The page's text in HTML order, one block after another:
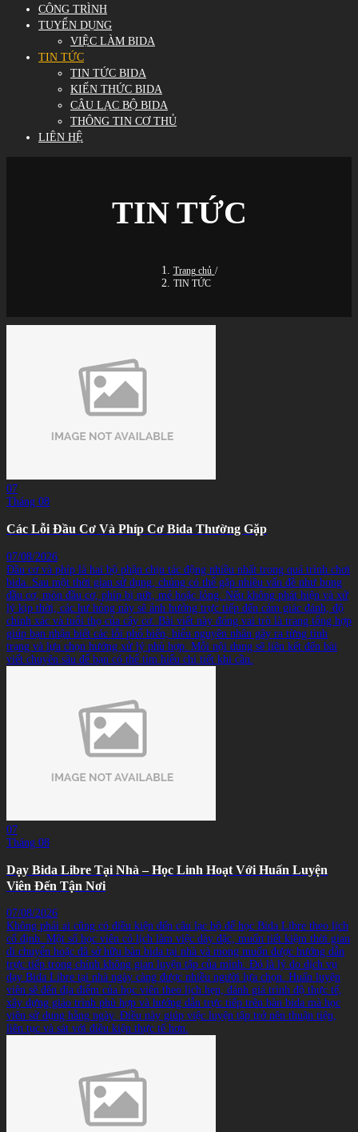
CÔNG TRÌNH
TUYỂN DỤNG
VIỆC LÀM BIDA
TIN TỨC
TIN TỨC BIDA
KIẾN THỨC BIDA
CÂU LẠC BỘ BIDA
THÔNG TIN CƠ THỦ
LIÊN HỆ
TIN TỨC
Trang chủ /
TIN TỨC
07
Tháng 08
Các Lỗi Đầu Cơ Và Phíp Cơ Bida Thường Gặp
07/08/2026
Đầu cơ và phíp là hai bộ phận chịu tác động nhiều nhất trong quá trình chơi
bida. Sau một thời gian sử dụng, chúng có thể gặp nhiều vấn đề như bong
đầu cơ, mòn đầu cơ, phíp bị nứt, mẻ hoặc lỏng. Nếu không phát hiện và xử
lý kịp thời, các hư hỏng này sẽ ảnh hưởng trực tiếp đến cảm giác đánh, độ
chính xác và tuổi thọ của cây cơ. Bài viết này đóng vai trò là trang tổng hợp
giúp bạn nhận biết các lỗi phổ biến, hiểu nguyên nhân gây ra từng tình
trạng và lựa chọn hướng xử lý phù hợp. Mỗi nội dung sẽ liên kết đến bài
viết chuyên sâu để bạn có thể tìm hiểu chi tiết khi cần.
07
Tháng 08
Dạy Bida Libre Tại Nhà – Học Linh Hoạt Với Huấn Luyện
Viên Đến Tận Nơi
07/08/2026
Không phải ai cũng có điều kiện đến câu lạc bộ để học Bida Libre theo lịch
cố định. Một số học viên có lịch làm việc dày đặc, muốn tiết kiệm thời gian
di chuyển hoặc đã sở hữu bàn bida tại nhà và mong muốn được hướng dẫn
trực tiếp trong chính không gian luyện tập của mình. Đó là lý do dịch vụ
dạy Bida Libre tại nhà ngày càng được nhiều người lựa chọn. Huấn luyện
viên sẽ đến địa điểm của học viên theo lịch hẹn, đánh giá trình độ thực tế,
xây dựng giáo trình phù hợp và hướng dẫn trực tiếp trên bàn bida mà học
viên sử dụng hằng ngày. Điều này giúp việc luyện tập trở nên thuận tiện,
liên tục và sát với điều kiện thực tế hơn.